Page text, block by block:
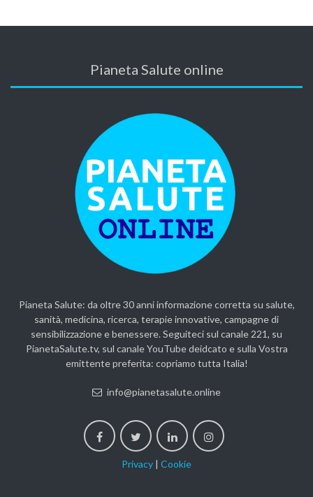
Pianeta Salute online
Pianeta Salute: da oltre 30 anni informazione corretta su salute,
sanità, medicina, ricerca, terapie innovative, campagne di
sensibilizzazione e benessere. Seguiteci sul canale 221, su
PianetaSalute.tv, sul canale YouTube deidcato e sulla Vostra
emittente preferita: copriamo tutta Italia!
info@pianetasalute.online
Privacy | Cookie